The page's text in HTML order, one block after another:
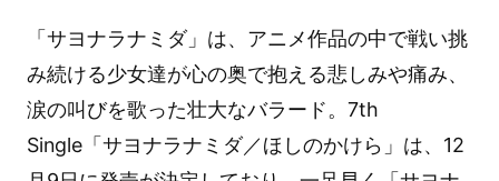
「サヨナラナミダ」は、アニメ作品の中で戦い挑
み続ける少女達が心の奥で抱える悲しみや痛み、
涙の叫びを歌った壮大なバラード。7th
Single「サヨナラナミダ／ほしのかけら」は、12